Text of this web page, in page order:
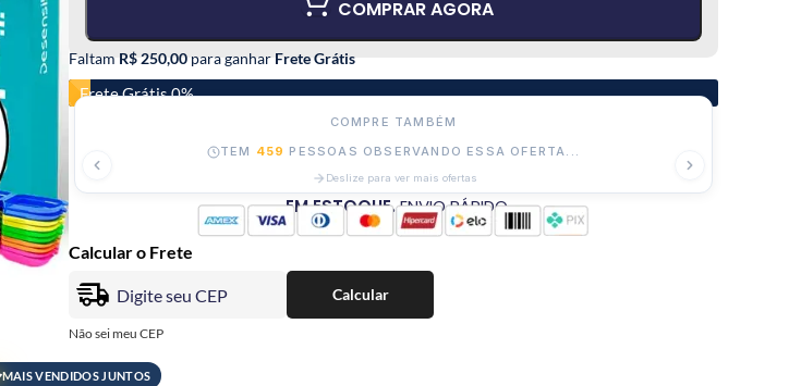
COMPRAR AGORA
Faltam R$ 250,00 para ganhar Frete Grátis
Frete Grátis 0%
COMPRE TAMBÉM
TEM 459 PESSOAS OBSERVANDO ESSA OFERTA...
Deslize para ver mais ofertas
EM ESTOQUE.ENVIO RÁPIDO
Calcular o Frete
Calcular
Não sei meu CEP
MAIS VENDIDOS JUNTOS